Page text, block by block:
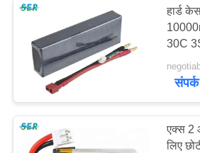
हार्ड
30C
संपर्क
एक्स 2
लिए